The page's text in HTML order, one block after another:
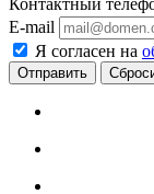
Контактный
E-mail
Я согласен на